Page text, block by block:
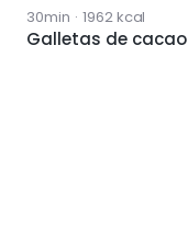
30min · 1962kcal
Galletas de cacao